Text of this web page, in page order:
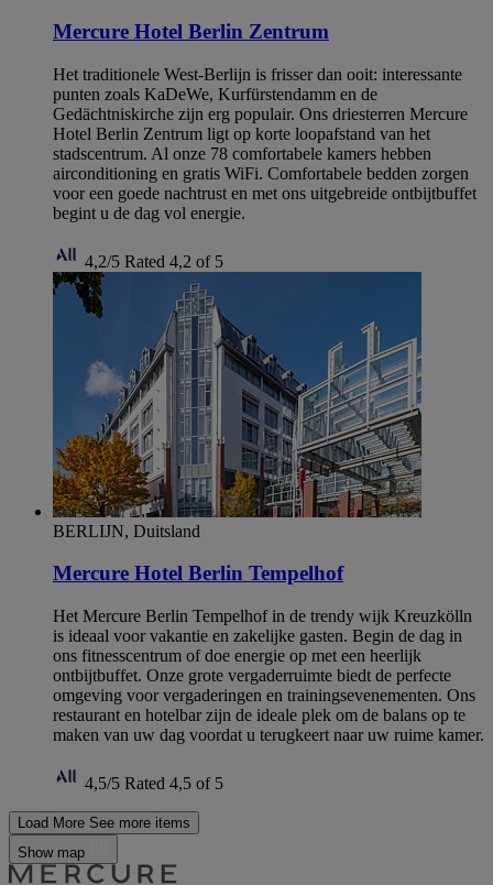
Mercure Hotel Berlin Zentrum
Het traditionele West-Berlijn is frisser dan ooit: interessante
punten zoals KaDeWe, Kurfürstendamm en de
Gedächtniskirche zijn erg populair. Ons driesterren Mercure
Hotel Berlin Zentrum ligt op korte loopafstand van het
stadscentrum. Al onze 78 comfortabele kamers hebben
airconditioning en gratis WiFi. Comfortabele bedden zorgen
voor een goede nachtrust en met ons uitgebreide ontbijtbuffet
begint u de dag vol energie.
4,2/5 Rated 4,2 of 5
BERLIJN, Duitsland
Mercure Hotel Berlin Tempelhof
Het Mercure Berlin Tempelhof in de trendy wijk Kreuzkölln
is ideaal voor vakantie en zakelijke gasten. Begin de dag in
ons fitnesscentrum of doe energie op met een heerlijk
ontbijtbuffet. Onze grote vergaderruimte biedt de perfecte
omgeving voor vergaderingen en trainingsevenementen. Ons
restaurant en hotelbar zijn de ideale plek om de balans op te
maken van uw dag voordat u terugkeert naar uw ruime kamer.
4,5/5 Rated 4,5 of 5
Load More See more items
Show map